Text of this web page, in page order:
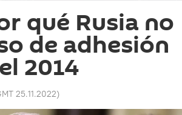
qué Rusia no
de adhesión
2014
25.11.2022)